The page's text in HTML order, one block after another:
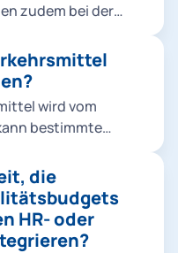
zudem bei der
wie z. B.
von der
abhängig.
Rahmen eines
informieren.
wird vom
bestimmte
der Arbeitgeber
verfolgt und
priorisiert.
die
HR- oder